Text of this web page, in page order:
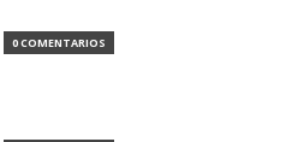
0 COMENTARIOS